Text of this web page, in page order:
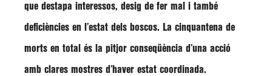
que destapa interessos, desig de fer mal i també
deficiències en l’estat dels boscos. La cinquantena de
morts en total és la pitjor conseqüència d’una acció
amb clares mostres d’haver estat coordinada.